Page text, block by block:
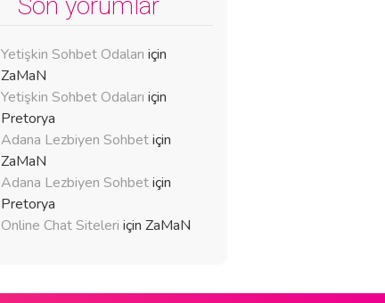
Yetişkin Sohbet Odaları için
ZaMaN
Yetişkin Sohbet Odaları için
Pretorya
Adana Lezbiyen Sohbetiçin
ZaMaN
Adana Lezbiyen Sohbetiçin
Pretorya
Online Chat Siteleri için ZaMaN